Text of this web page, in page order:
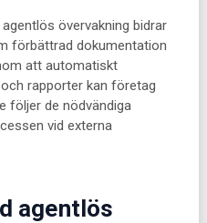
övervakning bidrar
förbättrad dokumentation
att automatiskt
rapporter kan företag
följer de nödvändiga
vid externa
agentlös